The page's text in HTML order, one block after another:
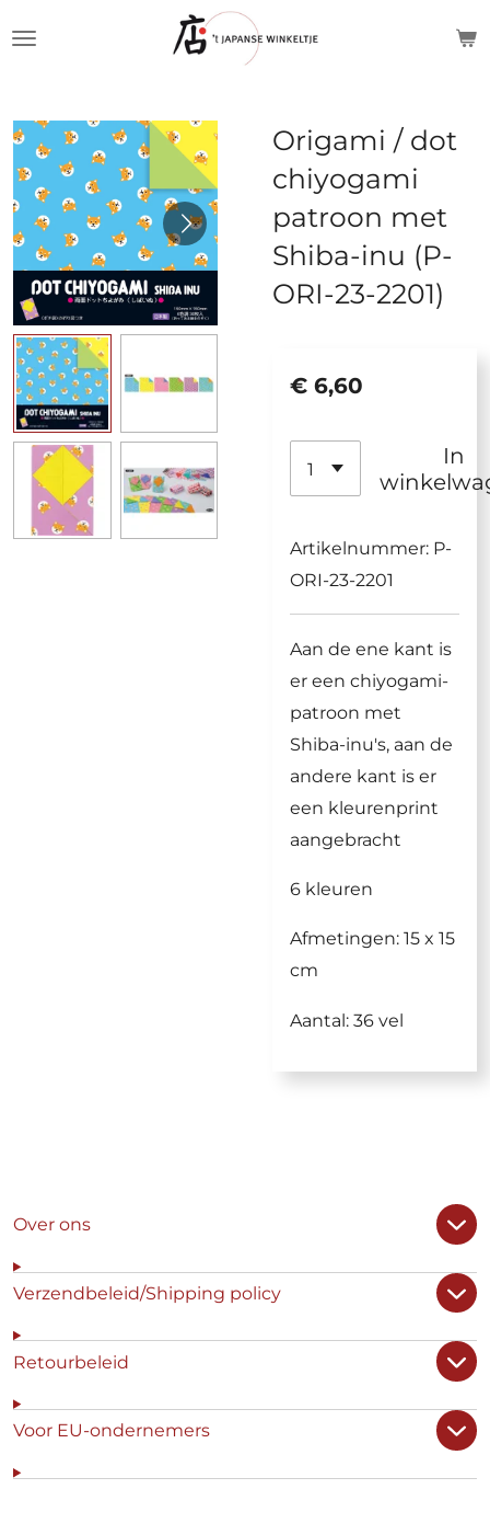
de
hoofdinhoud
Origami / dot
chiyogami
patroon met
Shiba-inu (P-
ORI-23-2201)
€ 6,60
In
Artikelnummer: P-
ORI-23-2201
Aan de ene kant is
er een chiyogami-
patroon met
Shiba-inu's, aan de
andere kant is er
een kleurenprint
aangebracht
6 kleuren
Afmetingen: 15 x 15
cm
Aantal: 36 vel
Over ons
Verzendbeleid/Shipping policy
Retourbeleid
Voor EU-ondernemers